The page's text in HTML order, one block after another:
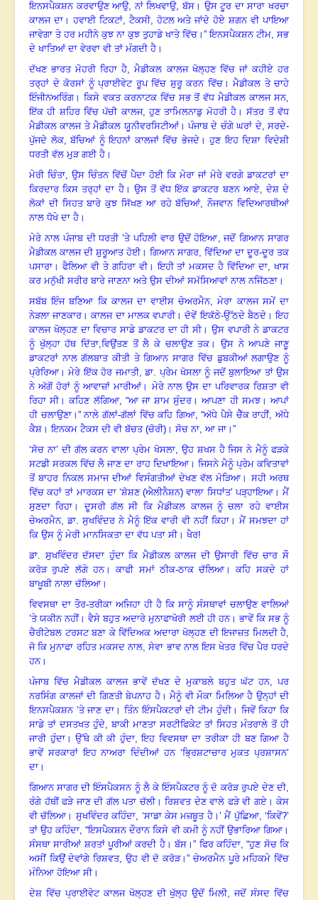
ਇਨਸਪੈਕਸ਼ਨ ਕਰਵਾਉਣ ਆਉ, ਨਾਂ ਲਿਖਵਾਉ, ਬੱਸ । ਉਸ ਟੂਰ ਦਾ ਸਾਰਾ ਖਰਚਾ
ਕਾਲਜ ਦਾ। ਹਵਾਈ ਟਿਕਟਾਂ, ਟੈਕਸੀ, ਹੋਟਲ ਅਤੇ ਜਾਂਦੇ ਹੋਏ ਸ਼ਗਨ ਵੀ ਪਾਇਆ
ਜਾਵੇਗਾ ਤੇ ਹਰ ਮਹੀਨੇ ਕੁਝ ਨਾ ਕੁਝ ਤੁਹਾਡੇ ਖਾਤੇ ਵਿੱਚ ।”ਇਨਸਪੈਕਸ਼ਨ ਟੀਮ, ਸਭ
ਦੇ ਖਾਤਿਆਂ ਦਾ ਵੇਰਵਾ ਵੀ ਤਾਂ ਮੰਗਦੀ ਹੈ ।
ਦੱਖਣ ਭਾਰਤ ਮੋਹਰੀ ਰਿਹਾ ਹੈ, ਮੈਡੀਕਲ ਕਾਲਜ ਖੋਲ੍ਹਣ ਵਿੱਚ ਜਾਂ ਕਹੀਏ ਹਰ
ਤਰ੍ਹਾਂ ਦੇ ਕੋਰਸਾਂ ਨੂੰ ਪ੍ਰਾਈਵੇਟ ਰੂਪ ਵਿੱਚ ਸ਼ੁਰੂ ਕਰਨ ਵਿੱਚ। ਮੈਡੀਕਲ ਤੇ ਚਾਹੇ
ਇੰਜੀਨਅਰਿੰਗ। ਕਿਸੇ ਵਕਤ ਕਰਨਾਟਕ ਵਿੱਚ ਸਭ ਤੋਂ ਵੱਧ ਮੈਡੀਕਲ ਕਾਲਜ ਸਨ,
ਇੱਕ ਹੀ ਸ਼ਹਿਰ ਵਿੱਚ ਪੱਚੀ ਕਾਲਜ, ਹੁਣ ਤਾਮਿਲਨਾਡੁ ਮੋਹਰੀ ਹੈ ।ਸੱਤਰ ਤੋਂ ਵੱਧ
ਮੈਡੀਕਲ ਕਾਲਜ ਤੇ ਮੈਡੀਕਲ ਯੂਨੀਵਰਸਿਟੀਆਂ।ਪੰਜਾਬ ਦੇ ਚੰਗੇ ਘਰਾਂ ਦੇ, ਸਰਦੇ-
ਪੁੱਜਦੇ ਲੋਕ, ਬੱਚਿਆਂ ਨੂੰ ਇਹਨਾਂ ਕਾਲਜਾਂ ਵਿੱਚ ਭੇਜਦੇ।ਹੁਣ ਇਹ ਦਿਸ਼ਾ ਵਿਦੇਸ਼ੀ
ਧਰਤੀ ਵੱਲ ਮੁੜ ਗਈ ਹੈ ।
ਮੇਰੀ ਚਿੰਤਾ, ਉਸ ਚਿੰਤਨ ਵਿੱਚੋਂ ਪੈਦਾ ਹੋਈ ਕਿ ਮੇਰਾ ਜਾਂ ਮੇਰੇ ਵਰਗੇ ਡਾਕਟਰਾਂ ਦਾ
ਕਿਰਦਾਰ ਕਿਸ ਤਰ੍ਹਾਂ ਦਾ ਹੈ। ਉਸ ਤੋਂ ਵੱਧ ਇੱਕ ਡਾਕਟਰ ਬਣਨ ਆਏ, ਦੇਸ਼ ਦੇ
ਲੋਕਾਂ ਦੀ ਸਿਹਤ ਬਾਰੇ ਕੁਝ ਸਿੱਖਣ ਆ ਰਹੇ ਬੱਚਿਆਂ, ਨੌਜਵਾਨ ਵਿਦਿਆਰਥੀਆਂ
ਨਾਲ ਧੋਖੇ ਦਾ ਹੈ ।
ਮੇਰੇ ਨਾਲ ਪੰਜਾਬ ਦੀ ਧਰਤੀ ’ਤੇ ਪਹਿਲੀ ਵਾਰ ਉਦੋਂ ਹੋਇਆ, ਜਦੋਂ ਗਿਆਨ ਸਾਗਰ
ਮੈਡੀਕਲ ਕਾਲਜ ਦੀ ਸ਼ੁਰੂਆਤ ਹੋਈ। ਗਿਆਨ ਸਾਗਰ, ਵਿੱਦਿਆ ਦਾ ਦੂਰ-ਦੂਰ ਤਕ
ਪਸਾਰਾ । ਫੈਲਿਆ ਵੀ ਤੇ ਗਹਿਰਾ ਵੀ।ਇਹੀ ਤਾਂ ਮਕਸਦ ਹੈ ਵਿੱਦਿਆ ਦਾ, ਖਾਸ
ਕਰ ਮਨੁੱਖੀ ਸਰੀਰ ਬਾਰੇ ਜਾਣਨਾ ਅਤੇ ਉਸ ਦੀਆਂ ਸਮੱਸਿਆਵਾਂ ਨਾਲ ਨਜਿੱਠਣਾ ।
ਸਬੱਬ ਇੰਜ ਬਣਿਆ ਕਿ ਕਾਲਜ ਦਾ ਵਾਈਸ ਚੇਅਰਮੈਨ, ਮੇਰਾ ਕਾਲਜ ਸਮੇਂ ਦਾ
ਨੇੜਲਾ ਜਾਣਕਾਰ।ਕਾਲਜ ਦਾ ਮਾਲਕ ਵਪਾਰੀ। ਦੋਵੇਂ ਇਕੱਠੇ-ਉੱਠਦੇ ਬੈਠਦੇ।ਇਹ
ਕਾਲਜ ਖੋਲ੍ਹਣ ਦਾ ਵਿਚਾਰ ਸਾਡੇ ਡਾਕਟਰ ਦਾ ਹੀ ਸੀ। ਉਸ ਵਪਾਰੀ ਨੇ ਡਾਕਟਰ
ਨੂੰ ਖੁੱਲ੍ਹਾ ਹੱਥ ਦਿੱਤਾ,ਵਿਉਂਤਣ ਤੋਂ ਲੈ ਕੇ ਚਲਾਉਣ ਤਕ ।ਉਸ ਨੇ ਆਪਣੇ ਜਾਣੂ
ਡਾਕਟਰਾਂ ਨਾਲ ਗੱਲਬਾਤ ਕੀਤੀ ਤੇ ਗਿਆਨ ਸਾਗਰ ਵਿੱਚ ਡੁਬਕੀਆਂ ਲਗਾਉਣ ਨੂੰ
ਪ੍ਰੇਰਿਆ।ਮੇਰੇ ਇੱਕ ਹੋਰ ਜਮਾਤੀ, ਡਾ. ਪ੍ਰੇਮ ਖੋਸਲਾ ਨੂੰ ਜਦੋਂ ਬੁਲਾਇਆ ਤਾਂ ਉਸ
ਨੇ ਅੱਗੋਂ ਹੋਰਾਂ ਨੂੰ ਆਵਾਜ਼ਾਂ ਮਾਰੀਆਂ। ਮੇਰੇ ਨਾਲ ਉਸ ਦਾ ਪਰਿਵਾਰਕ ਰਿਸ਼ਤਾ ਵੀ
ਰਿਹਾ ਸੀ।ਕਹਿਣ ਲੱਗਿਆ, “ਆ ਜਾ ਸ਼ਾਮ ਸੁੰਦਰ।ਆਪਣਾ ਹੀ ਸਮਝ।ਆਪਾਂ
ਹੀ ਚਲਾਉਣਾ।”ਨਾਲੇ ਗੱਲਾਂ-ਗੱਲਾਂ ਵਿੱਚ ਕਹਿ ਗਿਆ, “ਅੱਧੇ ਪੈਸੇ ਚੈੱਕ ਰਾਹੀਂ, ਅੱਧੇ
ਕੈਸ਼ ।ਇਨਕਮ ਟੈਕਸ ਦੀ ਵੀ ਬੱਚਤ (ਚੋਰੀ) । ਸੋਚ ਨਾ, ਆ ਜਾ ।”
‘ਸੋਚ ਨਾ’ ਦੀ ਗੱਲ ਕਰਨ ਵਾਲਾ ਪ੍ਰੇਮ ਖੋਸਲਾ, ਉਹ ਸ਼ਖਸ ਹੈ ਜਿਸ ਨੇ ਮੈਨੂੰ ਫੜਕੇ
ਸਟਡੀ ਸਰਕਲ ਵਿੱਚ ਲੈ ਜਾਣ ਦਾ ਰਾਹ ਦਿਖਾਇਆ। ਜਿਸਨੇ ਮੈਨੂੰ ਪ੍ਰੇਮ ਕਵਿਤਾਵਾਂ
ਤੋਂ ਬਾਹਰ ਨਿਕਲ ਸਮਾਜ ਦੀਆਂ ਵਿਸੰਗਤੀਆਂ ਦੇਖਣ ਵੱਲ ਮੋੜਿਆ। ਸਹੀ ਅਰਥ
ਵਿੱਚ ਕਹਾਂ ਤਾਂ ਮਾਰਕਸ ਦਾ ‘ਸ਼ੋਸ਼ਣ (ਐਲੀਨੈਸ਼ਨ) ਵਾਲਾ ਸਿਧਾਂਤ’ ਪੜ੍ਹਾਇਆ।ਮੈਂ
ਸੁਣਦਾ ਰਿਹਾ । ਦੂਸਰੀ ਗੱਲ ਸੀ ਕਿ ਮੈਡੀਕਲ ਕਾਲਜ ਨੂੰ ਚਲਾ ਰਹੇ ਵਾਈਸ
ਚੇਅਰਮੈਨ, ਡਾ. ਸੁਖਵਿੰਦਰ ਨੇ ਮੈਨੂੰ ਇੱਕ ਵਾਰੀ ਵੀ ਨਹੀਂ ਕਿਹਾ । ਮੈਂ ਸਮਝਦਾ ਹਾਂ
ਕਿ ਉਸ ਨੂੰ ਮੇਰੀ ਮਾਨਸਿਕਤਾ ਦਾ ਵੱਧ ਪਤਾ ਸੀ। ਖੈਰ!
ਡਾ. ਸੁਖਵਿੰਦਰ ਦੱਸਦਾ ਹੁੰਦਾ ਕਿ ਮੈਡੀਕਲ ਕਾਲਜ ਦੀ ਉਸਾਰੀ ਵਿੱਚ ਚਾਰ ਸੌ
ਕਰੋੜ ਰੁਪਏ ਲੱਗੇ ਹਨ।ਕਾਫੀ ਸਮਾਂ ਠੀਕ-ਠਾਕ ਚੱਲਿਆ।ਕਹਿ ਸਕਦੇ ਹਾਂ
ਬਾਖੂਬੀ ਨਾਲਾ ਚੱਲਿਆ।
ਵਿਵਸਥਾ ਦਾ ਤੌਰ-ਤਰੀਕਾ ਅਜਿਹਾ ਹੀ ਹੈ ਕਿ ਸਾਨੂੰ ਸੰਸਥਾਵਾਂ ਚਲਾਉਣ ਵਾਲਿਆਂ
’ਤੇ ਯਕੀਨ ਨਹੀਂ।ਵੈਸੇ ਬਹੁਤ ਅਦਾਰੇ ਮੁਨਾਫਾਖੋਰੀ ਲਈ ਹੀ ਹਨ। ਭਾਵੇਂ ਕਿ ਸਭ ਨੂੰ
ਚੈਰੀਟੇਬਲ ਟਰਸਟ ਬਣਾ ਕੇ ਵਿੱਦਿਅਕ ਅਦਾਰਾ ਖੋਲ੍ਹਣ ਦੀ ਇਜਾਜ਼ਤ ਮਿਲਦੀ ਹੈ,
ਜੋ ਕਿ ਮੁਨਾਫਾ ਰਹਿਤ ਮਕਸਦ ਨਾਲ, ਸੇਵਾ ਭਾਵ ਨਾਲ ਇਸ ਖੇਤਰ ਵਿੱਚ ਪੈਰ ਧਰਦੇ
ਹਨ।
ਪੰਜਾਬ ਵਿੱਚ ਮੈਡੀਕਲ ਕਾਲਜ ਭਾਵੇਂ ਦੱਖਣ ਦੇ ਮੁਕਾਬਲੇ ਬਹੁਤ ਘੱਟ ਹਨ, ਪਰ
ਨਰਸਿੰਗ ਕਾਲਜਾਂ ਦੀ ਗਿਣਤੀ ਬੇਪਨਾਹ ਹੈ। ਮੈਨੂੰ ਵੀ ਮੌਕਾ ਮਿਲਿਆ ਹੈ ਉਨ੍ਹਾਂ ਦੀ
ਇਨਸਪੈਕਸ਼ਨ ’ਤੇ ਜਾਣ ਦਾ । ਤਿੰਨ ਇੰਸਪੈਕਟਰਾਂ ਦੀ ਟੀਮ ਹੁੰਦੀ। ਜਿਵੇਂ ਕਿਹਾ ਕਿ
ਸਾਡੇ ਤਾਂ ਦਸਤਖਤ ਹੁੰਦੇ, ਬਾਕੀ ਮਾਣਤਾ ਸਰਟੀਫਿਕੇਟ ਤਾਂ ਸਿਹਤ ਮੰਤਰਾਲੇ ਤੋਂ ਹੀ
ਜਾਰੀ ਹੁੰਦਾ। ਉੱਥੇ ਕੀ ਕੀ ਹੁੰਦਾ, ਇਹ ਵਿਵਸਥਾ ਦਾ ਤਰੀਕਾ ਹੀ ਬਣ ਗਿਆ ਹੈ
ਭਾਵੇਂ ਸਰਕਾਰਾਂ ਇਹ ਨਾਅਰਾ ਦਿੰਦੀਆਂ ਹਨ ‘ਭ੍ਰਿਸ਼ਟਾਚਾਰ ਮੁਕਤ ਪ੍ਰਸ਼ਾਸਨ’
ਦਾ ।
ਗਿਆਨ ਸਾਗਰ ਦੀ ਇੰਸਪੈਕਸਨ ਨੂੰ ਲੈ ਕੇ ਇੰਸਪੈਕਟਰ ਨੂੰ ਦੋ ਕਰੋੜ ਰੁਪਏ ਦੇਣ ਦੀ,
ਰੰਗੇ ਹੱਥੀਂ ਫੜੇ ਜਾਣ ਦੀ ਗੱਲ ਪਤਾ ਚੱਲੀ। ਰਿਸ਼ਵਤ ਦੇਣ ਵਾਲੇ ਫੜੇ ਵੀ ਗਏ। ਕੇਸ
ਵੀ ਚੱਲਿਆ। ਸੁਖਵਿੰਦਰ ਕਹਿੰਦਾ, ‘ਸਾਡਾ ਕੇਸ ਮਜ਼ਬੂਤ ਹੈ। ’ ਮੈਂ ਪੁੱਛਿਆ, ‘ਕਿਵੇਂ?’
ਤਾਂ ਉਹ ਕਹਿੰਦਾ, “ਇਸਪੈਕਸ਼ਨ ਦੌਰਾਨ ਕਿਸੇ ਵੀ ਕਮੀ ਨੂੰ ਨਹੀਂ ਉਭਾਰਿਆ ਗਿਆ।
ਸੰਸਥਾ ਸਾਰੀਆਂ ਸ਼ਰਤਾਂ ਪੂਰੀਆਂ ਕਰਦੀ ਹੈ। ਬੱਸ ।” ਫਿਰ ਕਹਿੰਦਾ, “ਹੁਣ ਸੋਚ ਕਿ
ਅਸੀਂ ਕਿਉਂ ਦੇਵਾਂਗੇ ਰਿਸ਼ਵਤ, ਉਹ ਵੀ ਦੋ ਕਰੋੜ।” ਚੇਅਰਮੈਨ ਪੂਰੇ ਮਹਿਕਮੇ ਵਿੱਚ
ਮੰਨਿਆ ਹੋਇਆ ਸੀ।
ਦੇਸ਼ ਵਿੱਚ ਪ੍ਰਾਈਵੇਟ ਕਾਲਜ ਖੋਲ੍ਹਣ ਦੀ ਖੁੱਲ੍ਹ ਉਦੋਂ ਮਿਲੀ, ਜਦੋਂ ਸੰਸਦ ਵਿੱਚ